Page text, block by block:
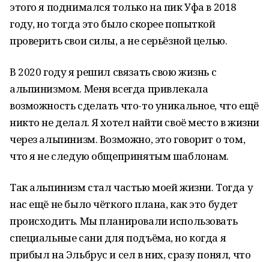
этого я поднимался только на пик Уфа в 2018
году, но тогда это было скорее попыткой
проверить свои силы, а не серьёзной целью.
В 2020 году я решил связать свою жизнь с
альпинизмом. Меня всегда привлекала
возможность сделать что-то уникальное, что ещё
никто не делал. Я хотел найти своё место в жизни
через альпинизм. Возможно, это говорит о том,
что я не следую общепринятым шаблонам.
Так альпинизм стал частью моей жизни. Тогда у
нас ещё не было чёткого плана, как это будет
происходить. Мы планировали использовать
специальные сани для подъёма, но когда я
прибыл на Эльбрус и сел в них, сразу понял, что